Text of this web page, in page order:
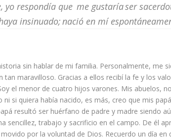
yo respondía que me gustaría ser
insinuado; nació en mí
sin hablar de mi familia. Personalmente, me
tan maravilloso. Gracias a ellos recibí la fe y los
el menor de cuatro hijos varones. Mis abuelos,
si quiera había nacido, es más, creo que mis
resultó ser huérfano de padre y madre siendo
sencillez, trabajo y sacrificio en el campo. De él
por la voluntad de Dios. Recuerdo un día en